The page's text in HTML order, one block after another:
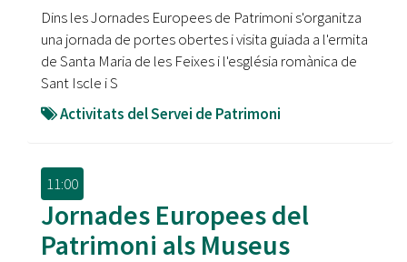
Dins les Jornades Europees de Patrimoni s'organitza
una jornada de portes obertes i visita guiada a l'ermita
de Santa Maria de les Feixes i l'església romànica de
Sant Iscle i S
Activitats del Servei de Patrimoni
11:00
Jornades Europees del
Patrimoni als Museus